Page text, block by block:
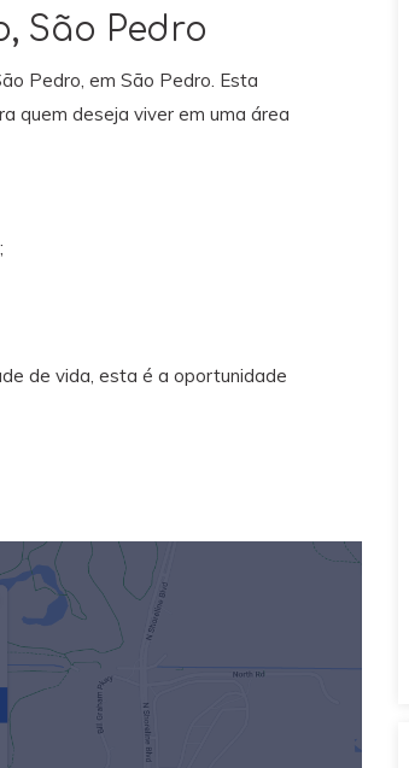
São Pedro
Pedro, em São Pedro. Esta
quem deseja viver em uma área
de vida, esta é a oportunidade